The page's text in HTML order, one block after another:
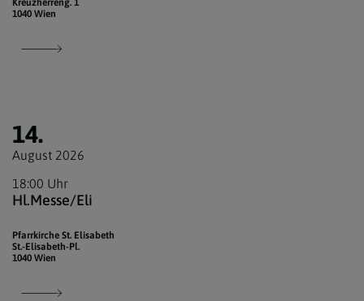
Kreuzherreng. 1
1040 Wien
14.
August 2026
18:00 Uhr
Hl.Messe/Eli
Pfarrkirche St. Elisabeth
St.-Elisabeth-Pl.
1040 Wien